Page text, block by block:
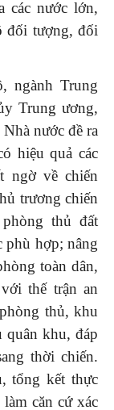
các nước lớn,
đối tượng, đối
ngành Trung
Trung ương,
nước đề ra
hiệu quả các
ngờ về chiến
trương chiến
thủ đất
phù hợp; nâng
toàn dân,
thế trận an
thủ, khu
quân khu, đáp
thời chiến.
tổng kết thực
căn cứ xác